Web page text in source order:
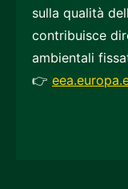
sulla qualità
contribuisce
ambientali
👉